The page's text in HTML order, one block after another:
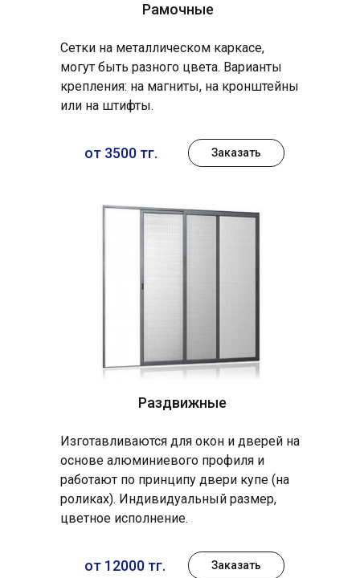
Рамочные
Раздвижные
Сетки на металлическом каркасе,
могут быть разного цвета. Варианты
крепления: на магниты, на кронштейны
или на штифты.
Изготавливаются для окон и дверей на
основе алюминиевого профиля и
работают по принципу двери купе (на
роликах). Индивидуальный размер,
цветное исполнение.
от 3500 тг.
от 12000 тг.
Заказать
Заказать